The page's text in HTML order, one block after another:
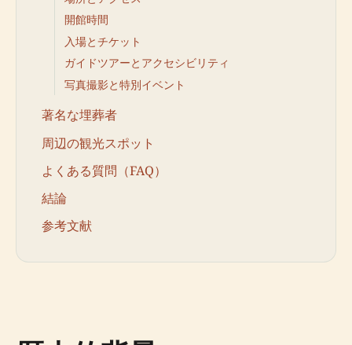
開館時間
入場とチケット
ガイドツアーとアクセシビリティ
写真撮影と特別イベント
著名な埋葬者
周辺の観光スポット
よくある質問（FAQ）
結論
参考文献